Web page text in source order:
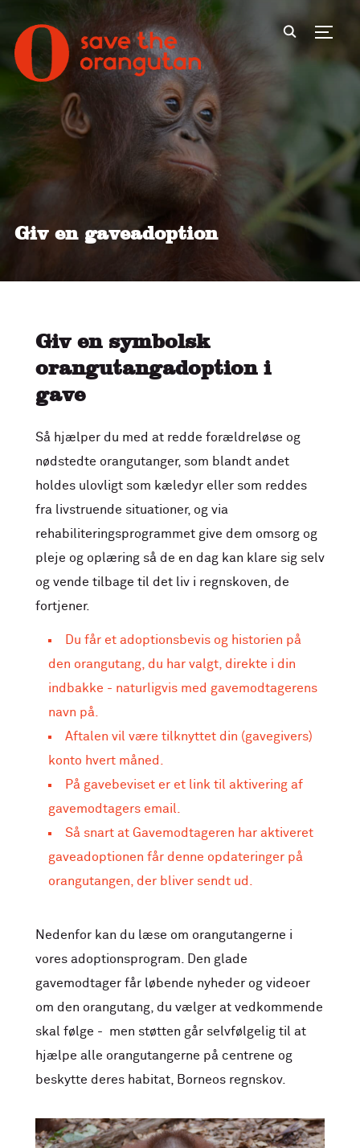
Giv en gaveadoption
Giv en symbolsk
orangutangadoption i
gave
Så hjælper du med at redde forældreløse og
nødstedte orangutanger, som blandt andet
holdes ulovligt som kæledyr eller som reddes
fra livstruende situationer, og via
rehabiliteringsprogrammet give dem omsorg og
pleje og oplæring så de en dag kan klare sig selv
og vende tilbage til det liv i regnskoven, de
fortjener.
Du får et adoptionsbevis og historien på
den orangutang, du har valgt, direkte i din
indbakke - naturligvis med gavemodtagerens
navn på.
Aftalen vil være tilknyttet din (gavegivers)
konto hvert måned.
På gavebeviset er et link til aktivering af
gavemodtagers email.
Så snart at Gavemodtageren har aktiveret
gaveadoptionen får denne opdateringer på
orangutangen, der bliver sendt ud.
Nedenfor kan du læse om orangutangerne i
vores adoptionsprogram. Den glade
gavemodtager får løbende nyheder og videoer
om den orangutang, du vælger at vedkommende
skal følge - men støtten går selvfølgelig til at
hjælpe alle orangutangerne på centrene og
beskytte deres habitat, Borneos regnskov.